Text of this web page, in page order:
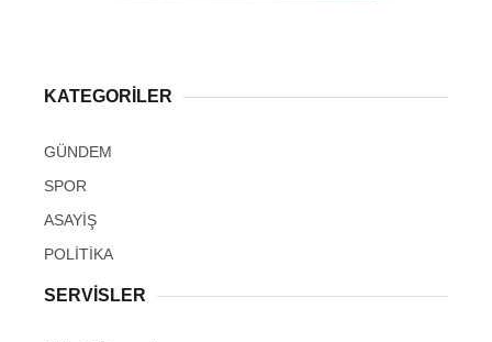
KATEGORİLER
GÜNDEM
SPOR
ASAYİŞ
POLİTİKA
SERVİSLER